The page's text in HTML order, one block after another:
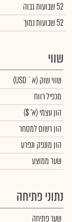
52 שבועות גבוה
52 שבועות נמוך
שווי
שווי שוק (א` USD)
מכפיל רווח
הון עצמי (א' $)
הון רשום למסחר
הון מונפק ונפרע
שער ממוצע
נתוני פתיחה
שער פתיחה